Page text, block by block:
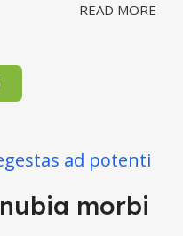
READ MORE
ad potenti
morbi